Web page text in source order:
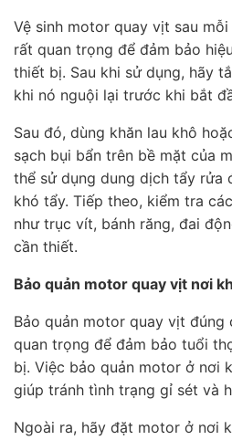
Vệ sinh motor quay vịt sau
rất quan trọng để đảm bảo
thiết bị. Sau khi sử dụng, hãy
khi nó nguội lại trước khi bắt
Sau đó, dùng khăn lau khô
sạch bụi bẩn trên bề mặt của
thể sử dụng dung dịch tẩy rửa
khó tẩy. Tiếp theo, kiểm tra
như trục vít, bánh răng, đai
cần thiết.
Bảo quản motor quay vịt nơi
Bảo quản motor quay vịt
quan trọng để đảm bảo tuổi
bị. Việc bảo quản motor ở nơi
giúp tránh tình trạng gỉ sét và
Ngoài ra, hãy đặt motor ở nơi